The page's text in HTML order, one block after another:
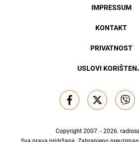
IMPRESSUM
KONTAKT
PRIVATNOST
USLOVI
Copyright 2007. - 2026.